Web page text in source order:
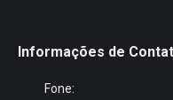
Informações de
Fone: